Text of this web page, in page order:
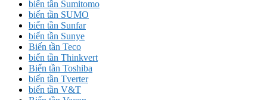
biến tần Sumitomo
biến tần SUMO
biến tần Sunfar
biến tần Sunye
Biến tần Teco
biến tần Thinkvert
Biến tần Toshiba
biến tần Tverter
biến tần V&T